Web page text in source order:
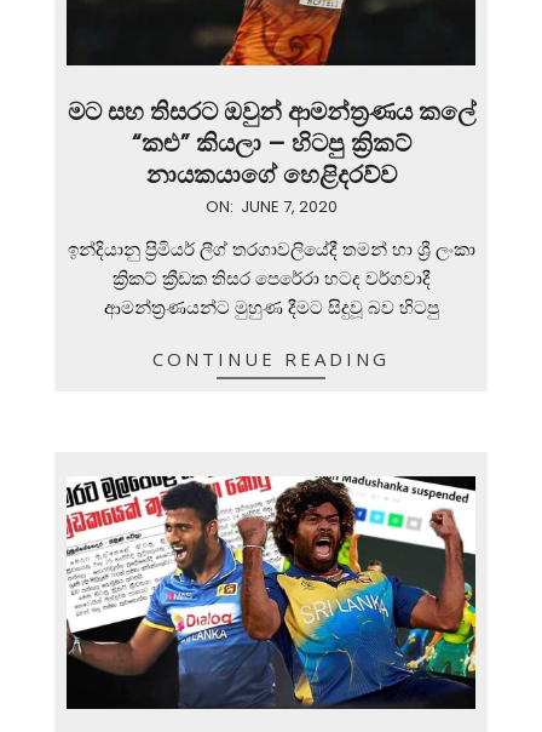
මට සහ තිසරට ඔවුන් ආමන්ත්‍රණය කලේ
“කළු” කියලා – හිටපු ක්‍රිකට්
නායකයාගේ හෙළිදරව්ව
07
ON: JUNE 7, 2020
ඉන්දියානු ප්‍රිමියර් ලීග් තරගාවලියේදී තමන් හා ශ්‍රී ලංකා
ක්‍රිකට් ක්‍රීඩක තිසර පෙරේරා හටද වර්ගවාදී
ආමන්ත්‍රණයන්ට මුහුණ දීමට සිදුවූ බව හිටපු
CONTINUE READING